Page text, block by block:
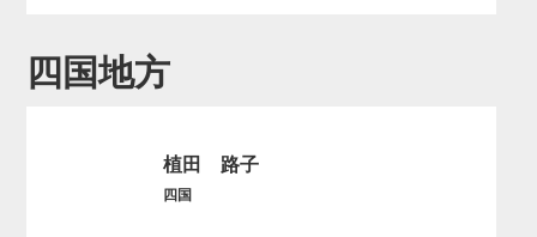
四国地方
植田 路子
四国